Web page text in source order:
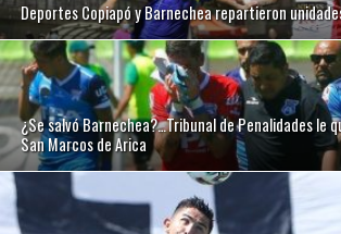
Deportes Copiapó y Barnechea repartieron
¿Se salvó Barnechea?…Tribunal de Penalidades le
San Marcos de Arica